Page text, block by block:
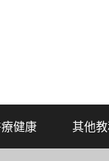
健康 其他